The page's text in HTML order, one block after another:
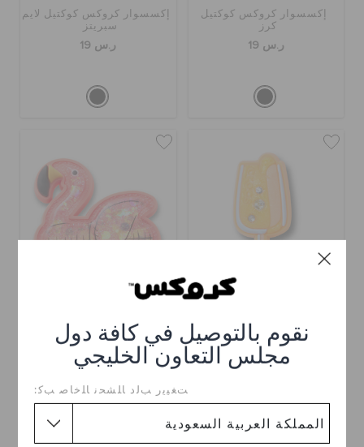
نقوم بالتوصيل في كافة دول
مجلس التعاون الخليجي
ﺖﻐﻴﻳﺭ ﺐﻟﺩ ﺎﻠﺸﺤﻧ ﺎﻠﺧﺎﺻ ﺐﻛ:
إكسسوار كروكس كوكتيل
كرز
ر.س 19
إكسسوار كروكس كوكتيل لايم
سبريتز
ر.س 19
إكسسوار كروكس كوكتيل
ليمون سبريتز
ر.س 19
إكسسوار كروكس عوامة
فلامنغو مرنة
ر.س 19